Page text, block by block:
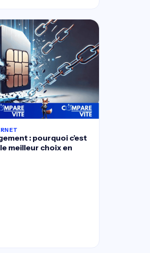
: pourquoi c’est
meilleur choix en